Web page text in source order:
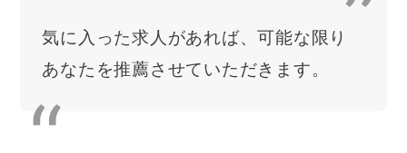
気に入った求人があれば、可能な限り
あなたを推薦させていただきます。